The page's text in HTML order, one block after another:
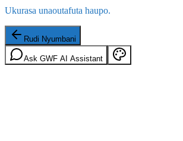
Ukurasa unaoutafuta haupo.
Rudi Nyumbani
Ask GWF AI Assistant